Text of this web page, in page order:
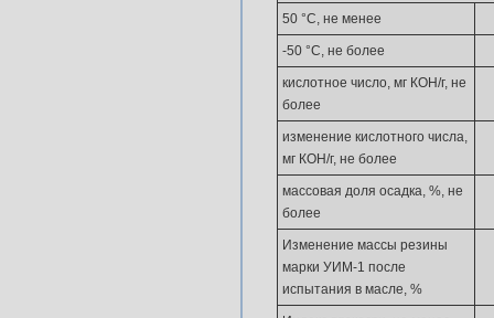
50 °С, не менее
-50 °С, не более
кислотное число, мг КОН/г, не
более
изменение кислотного числа,
мг КОН/г, не более
массовая доля осадка, %, не
более
Изменение массы резины
марки УИМ-1 после
испытания в масле, %